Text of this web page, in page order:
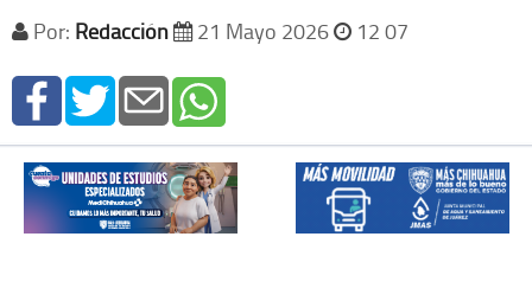
Por: Redacción 21 Mayo 2026 12 07